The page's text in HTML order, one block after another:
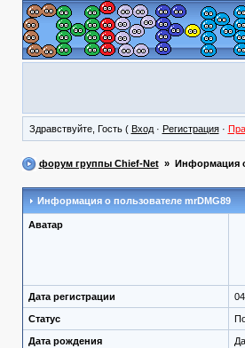
Здравствуйте, Гость ( Вход· Регистрация·
форум группы Chief-Net» Информация о
Информация о пользователе mrDMG89
Аватар
Дата регистрации
Статус
Дата рождения